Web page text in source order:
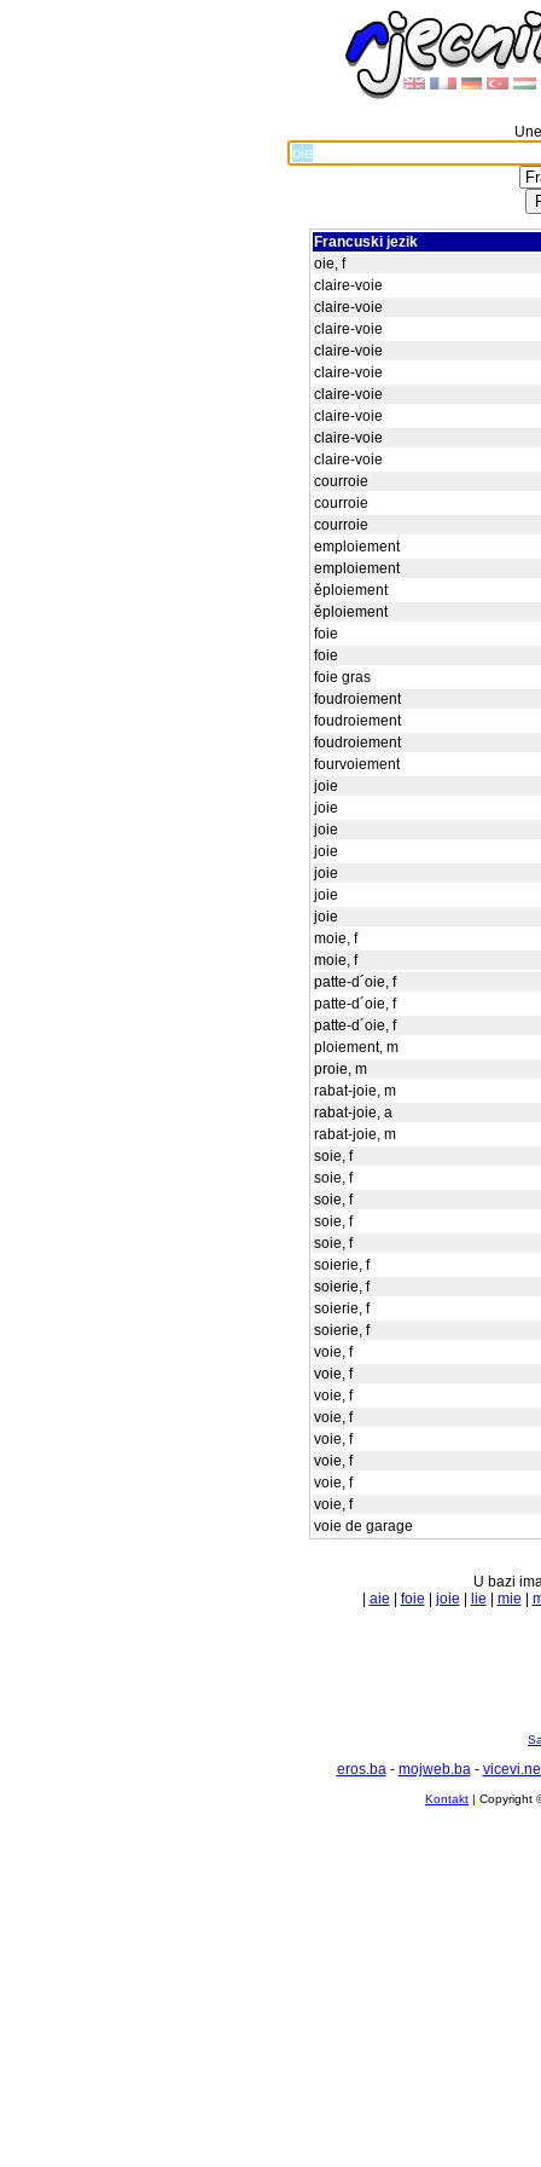
Francuski jezik
oie, f
claire-voie
claire-voie
claire-voie
claire-voie
claire-voie
claire-voie
claire-voie
claire-voie
claire-voie
courroie
courroie
courroie
emploiement
emploiement
ěploiement
ěploiement
foie
foie
foie gras
foudroiement
foudroiement
foudroiement
fourvoiement
joie
joie
joie
joie
joie
joie
joie
moie, f
moie, f
patte-d´oie, f
patte-d´oie, f
patte-d´oie, f
ploiement, m
proie, m
rabat-joie, m
rabat-joie, a
rabat-joie, m
soie, f
soie, f
soie, f
soie, f
soie, f
soierie, f
soierie, f
soierie, f
soierie, f
voie, f
voie, f
voie, f
voie, f
voie, f
voie, f
voie, f
voie, f
voie de garage
U bazi
aie foie joie lie mie
eros.ba- mojweb.ba-
Kontakt | Copyright